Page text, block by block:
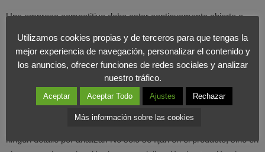
Una empresa competitiva debe estar continuamente abierta a
las que más potencia tienen en cuanto a competitividad se
refiere. Las empresas más importantes a nivel mundial son las
tecnológicas, aquellas que agregan valor por medio del desarrollo
y la mejora de productos y servicios.
ningún detalle por analizar. No sólo se fijan en el producto, sino en
Utilizamos cookies propias y de terceros para que tengas la
mejor experiencia de navegación, personalizar el contenido y
los anuncios, ofrecer funciones de redes sociales y analizar
nuestro tráfico.
Aceptar Aceptar Todo Ajustes Rechazar
Más información sobre las cookies